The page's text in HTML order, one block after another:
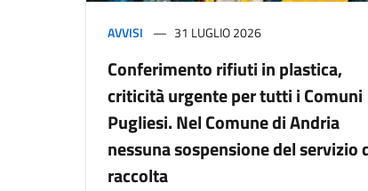
AVVISI 31 LUGLIO 2026
Conferimento rifiuti in plastica,
criticità urgente per tutti i Comuni
Pugliesi. Nel Comune di Andria
nessuna sospensione del servizio
raccolta